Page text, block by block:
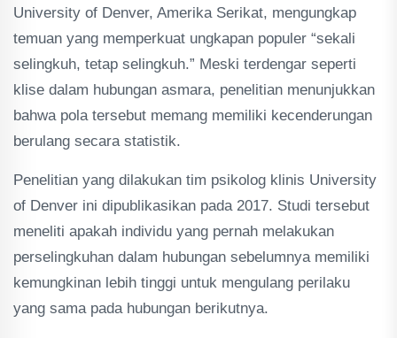
University of Denver, Amerika Serikat, mengungkap
temuan yang memperkuat ungkapan populer “sekali
selingkuh, tetap selingkuh.” Meski terdengar seperti
klise dalam hubungan asmara, penelitian menunjukkan
bahwa pola tersebut memang memiliki kecenderungan
berulang secara statistik.
Penelitian yang dilakukan tim psikolog klinis University
of Denver ini dipublikasikan pada 2017. Studi tersebut
meneliti apakah individu yang pernah melakukan
perselingkuhan dalam hubungan sebelumnya memiliki
kemungkinan lebih tinggi untuk mengulang perilaku
yang sama pada hubungan berikutnya.